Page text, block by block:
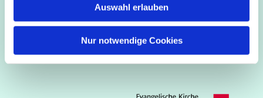
Auswahl erlauben
Nur notwendige Cookies
05251/5002-32 und 5002-33
Abdinghof
Lukas